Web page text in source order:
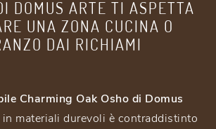
DOMUS ARTE TI ASPETTA
UNA ZONA CUCINA O
DAI RICHIAMI
Charming Oak Osho di Domus
materiali durevoli è contraddistinto